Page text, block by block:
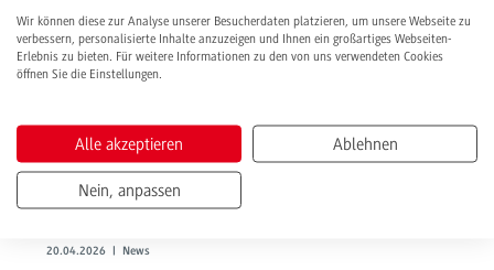
20.04.2026 | News
Wir können diese zur Analyse unserer Besucherdaten platzieren, um unsere Webseite zu
verbessern, personalisierte Inhalte anzuzeigen und Ihnen ein großartiges Webseiten-
Erlebnis zu bieten. Für weitere Informationen zu den von uns verwendeten Cookies
öffnen Sie die Einstellungen.
Alle akzeptieren Ablehnen
Nein, anpassen